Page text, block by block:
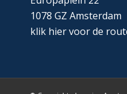
1078 GZ Amsterdam
klik hiervoor de